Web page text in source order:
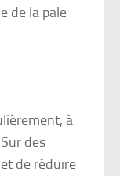
de la pale
à
des
de réduire